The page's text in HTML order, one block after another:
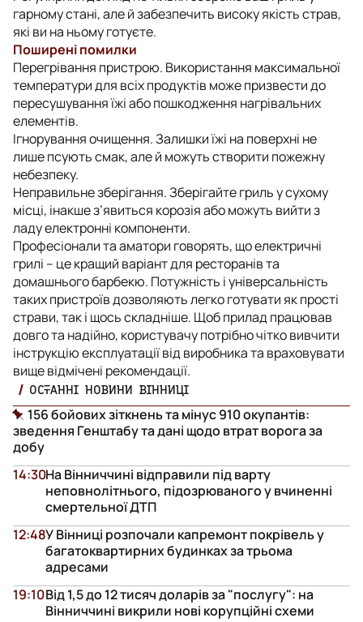
гарному стані, але й забезпечить високу якість страв,
які ви на ньому готуєте.
Поширені помилки
Перегрівання пристрою. Використання максимальної
температури для всіх продуктів може призвести до
пересушування їжі або пошкодження нагрівальних
елементів.
Ігнорування очищення. Залишки їжі на поверхні не
лише псують смак, але й можуть створити пожежну
небезпеку.
Неправильне зберігання. Зберігайте гриль у сухому
місці, інакше з’явиться корозія або можуть вийти з
ладу електронні компоненти.
Професіонали та аматори говорять, що електричні
грилі – це кращий варіант для ресторанів та
домашнього барбекю. Потужність і універсальність
таких пристроїв дозволяють легко готувати як прості
страви, так і щось складніше. Щоб прилад працював
довго та надійно, користувачу потрібно чітко вивчити
інструкцію експлуатації від виробника та враховувати
вище відмічені рекомендації.
ОСТАННІ НОВИНИ ВІННИЦІ
156 бойових зіткнень та мінус 910 окупантів:
зведення Генштабу та дані щодо втрат ворога за
добу
На Вінниччині відправили під варту
неповнолітнього, підозрюваного у вчиненні
смертельної ДТП
14:30
У Вінниці розпочали капремонт покрівель у
багатоквартирних будинках за трьома
адресами
12:48
Від 1,5 до 12 тисяч доларів за "послугу": на
Вінниччині викрили нові корупційні схеми
19:10